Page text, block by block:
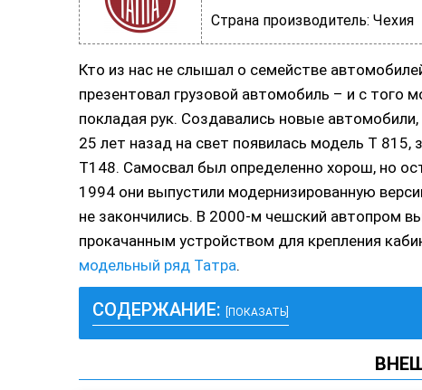
Страна производитель: Чехия
Кто из нас не слышал о семействе
презентовал грузовой автомобиль – и с того
покладая рук. Создавались новые
25 лет назад на свет появилась модель Т
Т148. Самосвал был определенно хорош, но
1994 они выпустили модернизированную
не закончились. В 2000-м чешский автопром
прокачанным устройством для крепления
модельный ряд Татра.
СОДЕРЖАНИЕ: [ПОКАЗАТЬ]